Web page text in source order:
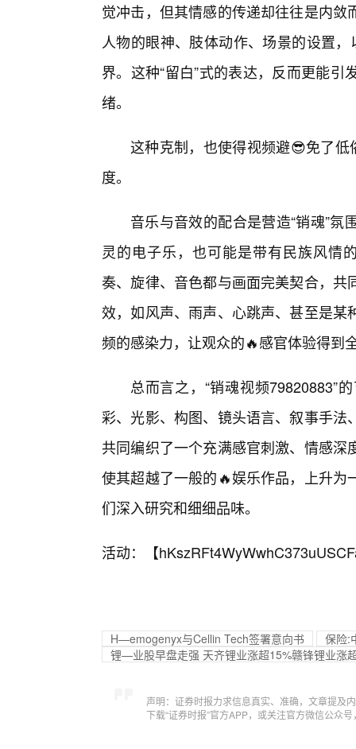
觉冲击，但其情感的传递却往往是内
人物的眼神、肢体动作、场景的设置
界。这种“留白”式的表达，反而更能
绪。
这种克制，也使得视频避😎免了低
度。
音乐与音效的配合是营造“销魂”
灵的电子乐，也可能是带有民族风情
奏、旋律、音色都与画面完美契合，
效，如风声、雨声、心跳声、甚至是
频的感染力，让观众的🔥感官体验得到
总而言之，“销魂视频79820883”
彩、光影、构图、镜头语言、叙事手
共同编织了一个充满感官刺激、情感
使其超越了一般的🔥娱乐作品，上升
们深入研究和细细品味。
活动：【
H—emogenyx与Cellin Tech签署意向书
保险:
锂—业股早盘走强 天齐锂业涨超15%赣锋锂业涨
声明：证券时报力求信息真实、准确，文章提及
下载“证券时报”官方APP，或关注官方微信公众